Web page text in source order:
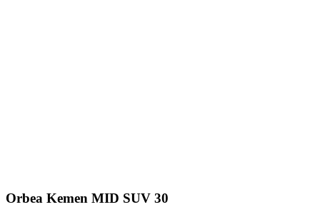
Orbea Kemen MID SUV 30